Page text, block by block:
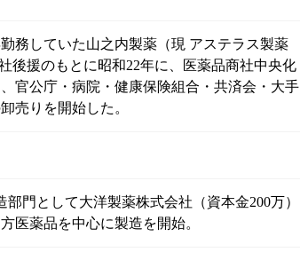
務していた山之内製薬（現 アステラス製薬
後援のもとに昭和22年に、医薬品商社中央化
官公庁・病院・健康保険組合・共済会・大手
売りを開始した。
門として大洋製薬株式会社（資本金200万）
医薬品を中心に製造を開始。